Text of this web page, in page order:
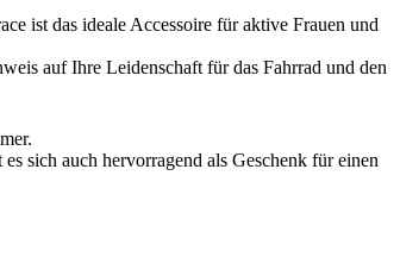
ist das ideale Accessoire für aktive Frauen und
auf Ihre Leidenschaft für das Fahrrad und den
sich auch hervorragend als Geschenk für einen